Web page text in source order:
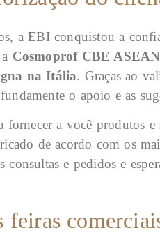
a EBI conquistou a
Cosmoprof CBE
na Itália. Graças ao
o apoio e as
fornecer a você produtos
de acordo com os
consultas e pedidos e
feiras